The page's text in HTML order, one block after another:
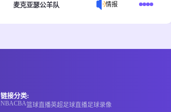
麦克亚瑟公羊队 情报
链接分类:
NBACBA篮球直播英超足球直播足球录像